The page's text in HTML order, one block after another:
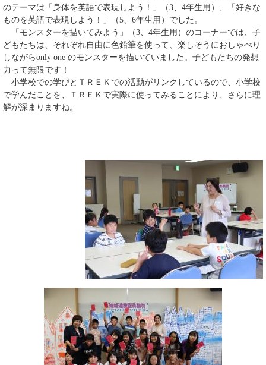
のテーマは「身体を英語で表現しよう！」（3、4年生用）、「好きな
ものを英語で表現しよう！」（5、6年生用）でした。
「モンスターを描いてみよう」（3、4年生用）のコーナーでは、子
どもたちは、それぞれ自由に色鉛筆を使って、楽しそうにおしゃべり
しながらonly one のモンスターを描いていました。子どもたちの発想
力って無限です！
小学校での学びとＴＲＥＫでの活動がリンクしているので、小学校
で学んだことを、ＴＲＥＫで実際に使ってみることにより、さらに理
解が深まりますね。